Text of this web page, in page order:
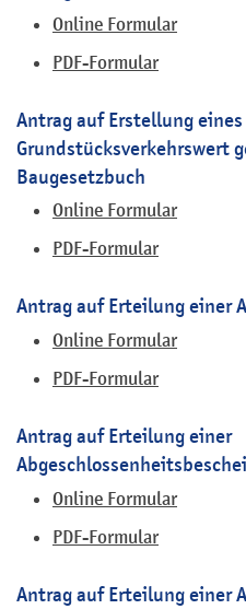
Online Formular
PDF-Formular
Antrag auf Erstellung
Grundstücksverkehrswert
Baugesetzbuch
Online Formular
PDF-Formular
Antrag auf Erteilung einer
Online Formular
PDF-Formular
Antrag auf Erteilung einer
Online Formular
PDF-Formular
Antrag auf Erteilung einer